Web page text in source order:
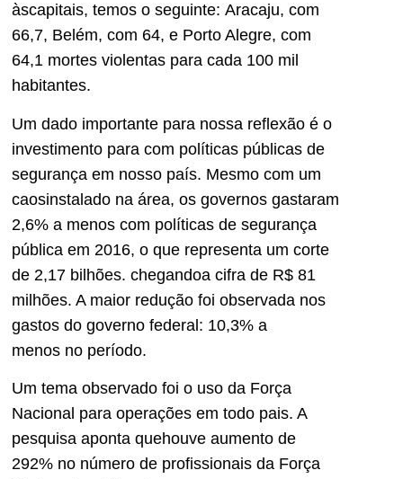
àscapitais, temos o seguinte: Aracaju, com
66,7, Belém, com 64, e Porto Alegre, com
64,1 mortes violentas para cada 100 mil
habitantes.
Um dado importante para nossa reflexão é o
investimento para com políticas públicas de
segurança em nosso país. Mesmo com um
caosinstalado na área, os governos gastaram
2,6% a menos com políticas de segurança
pública em 2016, o que representa um corte
de 2,17 bilhões. chegandoa cifra de R$ 81
milhões. A maior redução foi observada nos
gastos do governo federal: 10,3% a
menos no período.
Um tema observado foi o uso da Força
Nacional para operações em todo pais. A
pesquisa aponta quehouve aumento de
292% no número de profissionais da Força